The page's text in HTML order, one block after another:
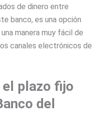
de dinero entre
banco, es una opción
manera muy fácil de
canales electrónicos de
el plazo fijo
del